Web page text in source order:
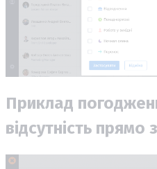
Приклад
відсутність прямо